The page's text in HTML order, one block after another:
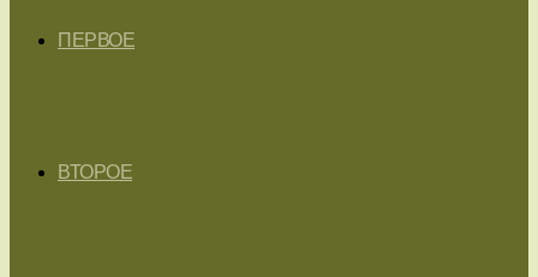
ПЕРВОЕ
ВТОРОЕ